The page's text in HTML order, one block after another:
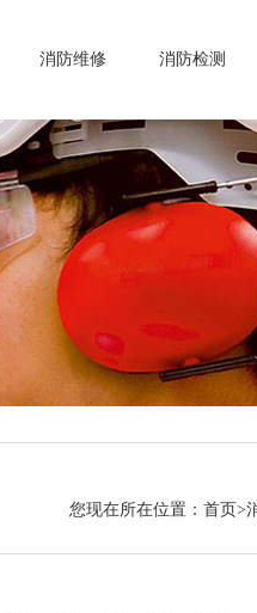
消防维修 消防检测
您现在所在位置： 首页>